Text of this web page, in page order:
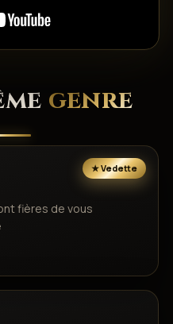
genre
fières de vous